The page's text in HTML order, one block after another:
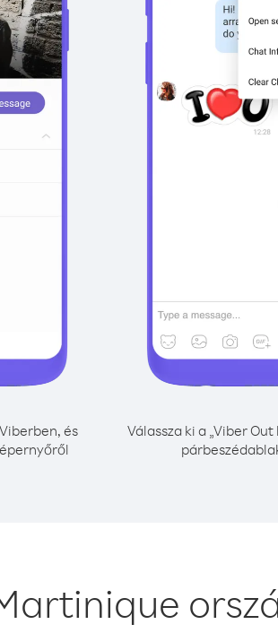
és
Válassza ki a „Viber